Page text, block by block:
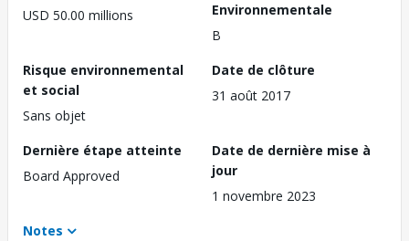
USD 50.00 millions
Environnementale
B
Risque environnemental
et social
Sans objet
Date de clôture
31 août 2017
Dernière étape atteinte
Board Approved
Date de dernière mise à
jour
1 novembre 2023
Notes